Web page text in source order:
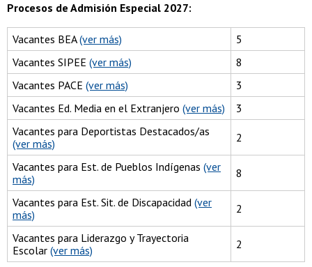
Procesos de Admisión Especial 2027:
Vacantes BEA(ver más)
5
Vacantes SIPEE (ver más)
8
Vacantes PACE (ver más)
3
Vacantes Ed. Media en el Extranjero (ver más)
3
Vacantes para Deportistas Destacados/as
(ver más)
2
Vacantes para Est. de Pueblos Indígenas (ver
más)
8
Vacantes para Est. Sit. de Discapacidad (ver
más)
2
Vacantes para Liderazgo y Trayectoria
Escolar (ver más) 2